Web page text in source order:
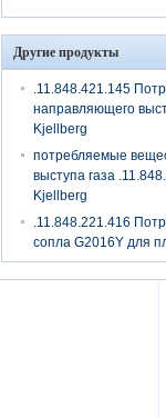
Другие продукты
.11.848.421.145
направляющего
Kjellberg
потребляемые
выступа газа
Kjellberg
.11.848.221.416
сопла G2016Y для